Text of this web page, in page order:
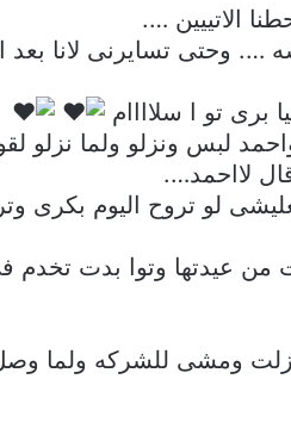
الاتييين ….
…. وحتى تسايرنى لانا
تو ا سلاااام
لبس ونزلو ولما نزلو
لااحمد….
لو تروح اليوم بكرى
راهو حولت من عيدتها وتوا بدت